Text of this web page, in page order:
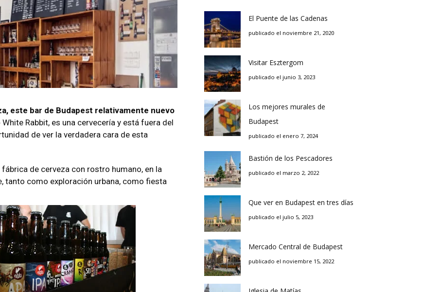
este bar de Budapest relativamente nuevo
White Rabbit, es una cervecería y está fuera del
de ver la verdadera cara de esta
de cerveza con rostro humano, en la
tanto como exploración urbana, como fiesta
El Puente de las Cadenas
publicado el noviembre 21, 2020
Visitar Esztergom
publicado el junio 3, 2023
Los mejores murales de
Budapest
publicado el enero 7, 2024
Bastión de los Pescadores
publicado el marzo 2, 2022
Que ver en Budapest en tres días
publicado el julio 5, 2023
Mercado Central de Budapest
publicado el noviembre 15, 2022